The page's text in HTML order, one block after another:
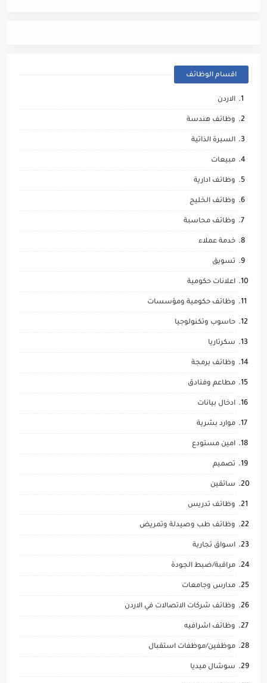
اقسام الوظائف
الاردن
وظائف هندسة
السيرة الذاتية
مبيعات
وظائف ادارية
وظائف الخليج
وظائف محاسبة
خدمة عملاء
تسويق
اعلانات حكومية
وظائف حكومية ومؤسسات
حاسوب وتكنولوجيا
سكرتاريا
وظائف برمجة
مطاعم وفنادق
ادخال بيانات
موارد بشرية
امين مستودع
تصميم
سائقين
وظائف تدريس
وظائف طب وصيدلة وتمريض
اسواق تجارية
مراقبة/ضبط الجودة
مدارس وجامعات
وظائف شركات الاتصالات في الاردن
وظائف اشرافيه
موظفين/موظفات استقبال
سوشال ميديا